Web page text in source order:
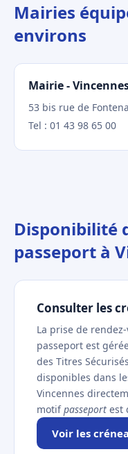
Mairies
environs
Mairie -
53 bis rue de
Tel : 01 43 98 65 00
Disponibilité
passeport à
Consulter les
La prise de
passeport est
des Titres
disponibles dans
Vincennes
motifpasseport est
Voir les